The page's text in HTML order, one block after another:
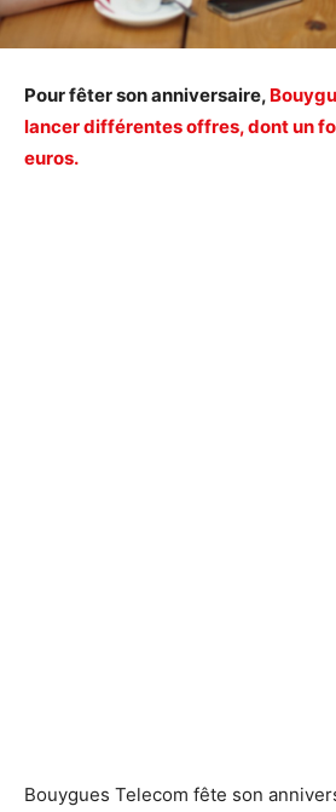
Pour fêter son anniversaire,
lancer différentes offres, dont un
euros.
Bouygues Telecom fête son